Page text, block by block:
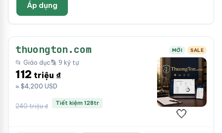
Áp dụng
thuongton.com MỚI SALE
📂 Giáo dục🔡 9 ký tự
112 triệu ₫
≈ $4,200 USD
240 triệu ₫ Tiết kiệm 128tr
🤍